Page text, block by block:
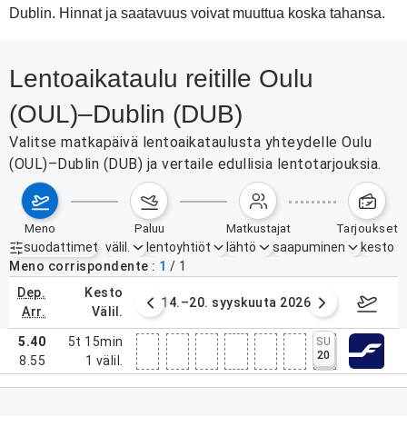
Dublin. Hinnat ja saatavuus voivat muuttua koska tahansa.
Lentoaikataulu reitille Oulu
(OUL)–Dublin (DUB)
Valitse matkapäivä lentoaikataulusta yhteydelle Oulu
(OUL)–Dublin (DUB) ja vertaile edullisia lentotarjouksia.
meno paluu matkustajat tarjoukset
suodattimet
Aktiiviset suodattimet ei mitään
välil. lentoyhtiöt lähtö saapuminen
kesto
Meno corrispondente
1 / 1
dep.
arr.
kesto
välil.
syyskuuta 2026 14.–20. syyskuuta 2026
5.40
8.55
5t 15min
1 välil.
SU
20